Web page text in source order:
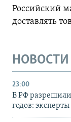
Российский
доставлять
НОВОСТИ
23:00
В РФ разрешили
годов: